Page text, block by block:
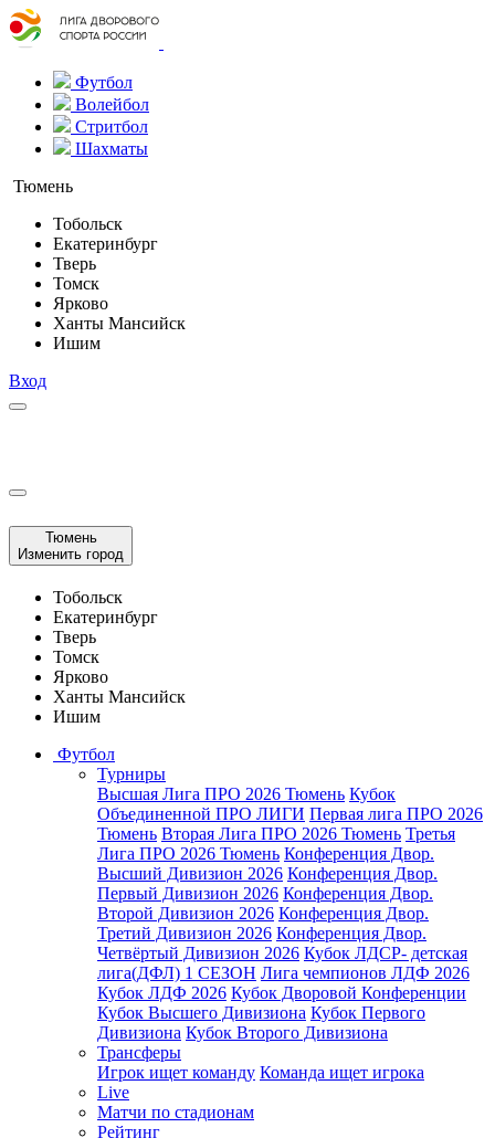
Футбол
Волейбол
Стритбол
Шахматы
Тюмень
Тобольск
Екатеринбург
Тверь
Томск
Ярково
Ханты Мансийск
Ишим
Вход
Тюмень
Изменить город
Тобольск
Екатеринбург
Тверь
Томск
Ярково
Ханты Мансийск
Ишим
Футбол
Турниры
Высшая Лига ПРО 2026 Тюмень Кубок
Объединенной ПРО ЛИГИ Первая лига ПРО 2026
Тюмень Вторая Лига ПРО 2026 Тюмень Третья
Лига ПРО 2026 Тюмень Конференция Двор.
Высший Дивизион 2026 Конференция Двор.
Первый Дивизион 2026 Конференция Двор.
Второй Дивизион 2026 Конференция Двор.
Третий Дивизион 2026 Конференция Двор.
Четвёртый Дивизион 2026 Кубок ЛДСР- детская
лига(ДФЛ) 1 СЕЗОН Лига чемпионов ЛДФ 2026
Кубок ЛДФ 2026 Кубок Дворовой Конференции
Кубок Высшего Дивизиона Кубок Первого
Дивизиона Кубок Второго Дивизиона
Трансферы
Игрок ищет команду Команда ищет игрока
Live
Матчи по стадионам
Рейтинг